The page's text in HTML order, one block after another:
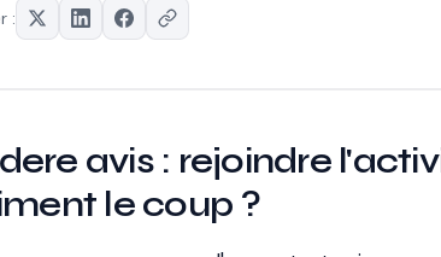
:
avis : rejoindre
le coup ?